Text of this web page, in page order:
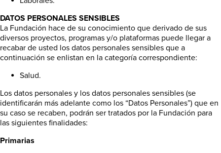
DATOS PERSONALES SENSIBLES
La Fundación hace de su conocimiento que derivado de sus
diversos proyectos, programas y/o plataformas puede llegar a
recabar de usted los datos personales sensibles que a
continuación se enlistan en la categoría correspondiente:
Salud.
Los datos personales y los datos personales sensibles (se
identificarán más adelante como los “Datos Personales”) que en
su caso se recaben, podrán ser tratados por la Fundación para
las siguientes finalidades:
Primarias